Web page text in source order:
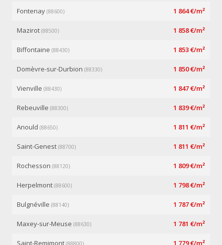
Fontenay (88600) 1 864 €/m²
Mazirot (88500) 1 858 €/m²
Biffontaine (88430) 1 853 €/m²
Domèvre-sur-Durbion (88330) 1 850 €/m²
Vienville (88430) 1 847 €/m²
Rebeuville (88300) 1 839 €/m²
Anould (88650) 1 811 €/m²
Saint-Genest (88700) 1 811 €/m²
Rochesson (88120) 1 809 €/m²
Herpelmont (88600) 1 798 €/m²
Bulgnéville (88140) 1 787 €/m²
Maxey-sur-Meuse (88630) 1 781 €/m²
Saint-Remimont 1 779 €/m²